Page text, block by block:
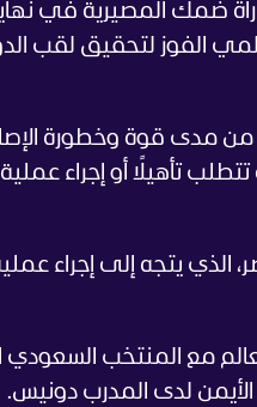
ضمك المصيرية في
الفوز لتحقيق لقب
من مدى قوة وخطورة
تأهيلًا أو إجراء عملية
الذي يتجه إلى إجراء
بكأس العالم مع المنتخب
الأيمن لدى المدرب دونيس.